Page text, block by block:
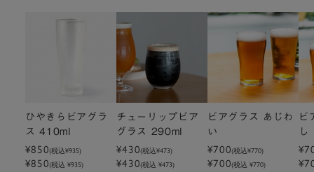
ひやきらビアグラ
ス 410ml
¥850(税込¥935)
¥850(税込 ¥935)
チューリップビア
グラス 290ml
¥430(税込¥473)
¥430(税込 ¥473)
ビアグラス あじわ
い
¥700(税込¥770)
¥700(税込 ¥770)
ビ
し